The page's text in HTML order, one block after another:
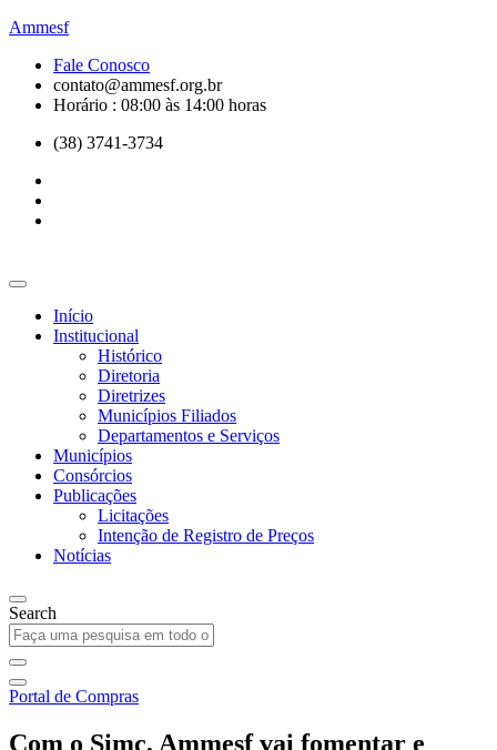
Ammesf
Fale Conosco
contato@ammesf.org.br
Horário : 08:00 às 14:00 horas
(38) 3741-3734
Início
Institucional
Histórico
Diretoria
Diretrizes
Municípios Filiados
Departamentos e Serviços
Municípios
Consórcios
Publicações
Licitações
Intenção de Registro de Preços
Notícias
Search
Portal de Compras
Com o Simc, Ammesf vai fomentar e